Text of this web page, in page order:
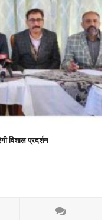
विशाल प्रदर्शन